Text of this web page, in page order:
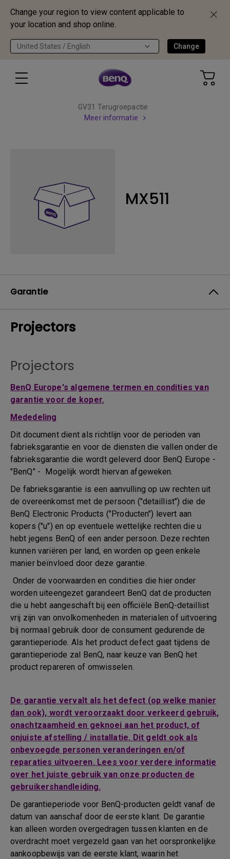
Change your region to view content applicable to
your location and shop online.
United States / English Change
GV31 Terugroepactie
Meer informatie
MX511
Garantie
Projectors
Projectors
BenQ Europe's algemene termen en condities van
garantie voor de koper.
Mededeling
Dit document dient als richtlijn voor de perioden van
fabrieksgarantie en voor de diensten die vallen onder de
fabrieksgarantie die wordt geleverd door BenQ Europe -
"BenQ" - Mogelijk wordt hiervan afgeweken.
De fabrieksgarantie is een aanvulling op uw rechten uit
de overeenkomst met de persoon ("detaillist") die de
BenQ Electronic Products ("Producten") levert aan
kopers ("u") en op eventuele wettelijke rechten die u
hebt jegens BenQ of een ander persoon. Deze rechten
kunnen variëren per land, en worden op geen enkele
manier beïnvloed door deze garantie.
Onder de voorwaarden en condities die hier onder
worden uiteengezet garandeert BenQ dat de producten
die u hebt aangeschaft bij een officiële BenQ-detaillist
vrij zijn van onvolkomenheden in materialen of uitvoering
bij normaal gebruik door de consument gedurende de
garantieperiode. Als het product defect gaat tijdens de
garantieperiode zal BenQ, naar keuze van BenQ het
product repareren of omwisselen.
De garantie vervalt als het defect (op welke manier
dan ook), wordt veroorzaakt door verkeerd gebruik,
onachtzaamheid en geknoei aan het product, of
onjuiste afstelling / installatie. Dit geldt ook als
onbevoegde personen veranderingen en/of
reparaties uitvoeren. Lees voor verdere informatie
over het juiste gebruik van onze producten de
gebruikershandleiding.
De garantieperiode voor BenQ-producten geldt vanaf de
datum van aanschaf door de eerste klant. De garantie
kan alleen worden overgedragen tussen klanten en de
overdracht moet vergezeld gaan van het oorspronkelijke
aankoopbewijs van de eerste klant, waarin het